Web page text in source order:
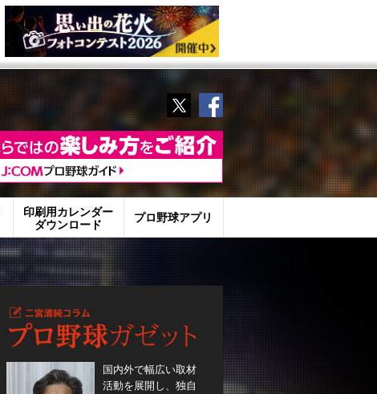
TwitterFacebook
印刷用カレンダー
ダウンロード
プロ野球アプリ
国内外で幅広い取材
活動を展開し、独自